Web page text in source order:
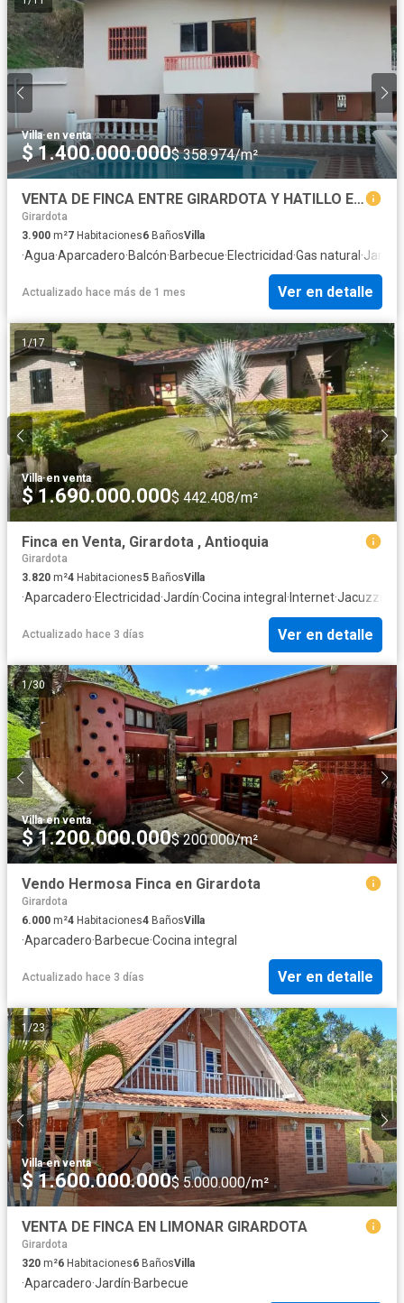
Villa·en venta
$ 1.400.000.000$ 358.974/m²
VENTA DE FINCA ENTRE GIRARDOTA Y HATILLO EN BARBOSA ANTIOQUIA.
Girardota
3.900 m²7 Habitaciones6 BañosVilla
·Agua·Aparcadero·Balcón·Barbecue·Electricidad·Gas natural ·Jardín
Actualizado hace más de 1 mes Ver en detalle
1/17
Villa·en venta
$ 1.690.000.000$ 442.408/m²
Finca en Venta, Girardota , Antioquia
Girardota
3.820 m²4 Habitaciones5 BañosVilla
·Aparcadero·Electricidad·Jardín·Cocina integral · Internet·Jacuzzi
Actualizado hace 3 días Ver en detalle
1/30
Villa·en venta
$ 1.200.000.000$ 200.000/m²
Vendo Hermosa Finca en Girardota
Girardota
6.000 m²4 Habitaciones4 BañosVilla
·Aparcadero·Barbecue·Cocina integral
Actualizado hace 3 días Ver en detalle
1 /23
Villa·en venta
$ 1.600.000.000$ 5.000.000/m²
VENTA DE FINCA EN LIMONAR GIRARDOTA
Girardota
320 m²6 Habitaciones6 BañosVilla
·Aparcadero·Jardín·Barbecue